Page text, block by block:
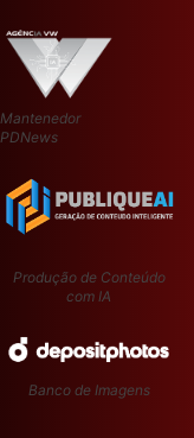
Mantenedor
PDNews
Produção de Conteúdo
com IA
Banco de Imagens